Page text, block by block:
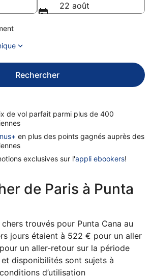
22 août
Rechercher
de vol parfait parmi plus de 400
en plus des points gagnés auprès des
exclusives sur l'appli ebookers!
de Paris à Punta
trouvés pour Punta Cana au
jours étaient à 522 € pour un aller
un aller-retour sur la période
disponibilités sont sujets à
d’utilisation